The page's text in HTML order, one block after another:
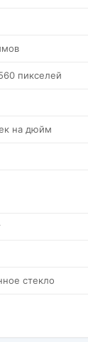
пикселей
на дюйм
стекло